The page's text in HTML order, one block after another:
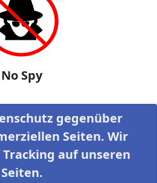
No Spy
gegenüber
Seiten. Wir
auf unseren
Seiten.